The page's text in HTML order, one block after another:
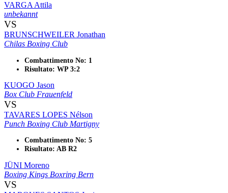
VARGA Attila
unbekannt
VS
BRUNSCHWEILER Jonathan
Chilas Boxing Club
Combattimento No: 1
Risultato: WP 3:2
KUOGO Jason
Box Club Frauenfeld
VS
TAVARES LOPES Nélson
Punch Boxing Club Martigny
Combattimento No: 5
Risultato: AB R2
JÜNI Moreno
Boxing Kings Boxring Bern
VS